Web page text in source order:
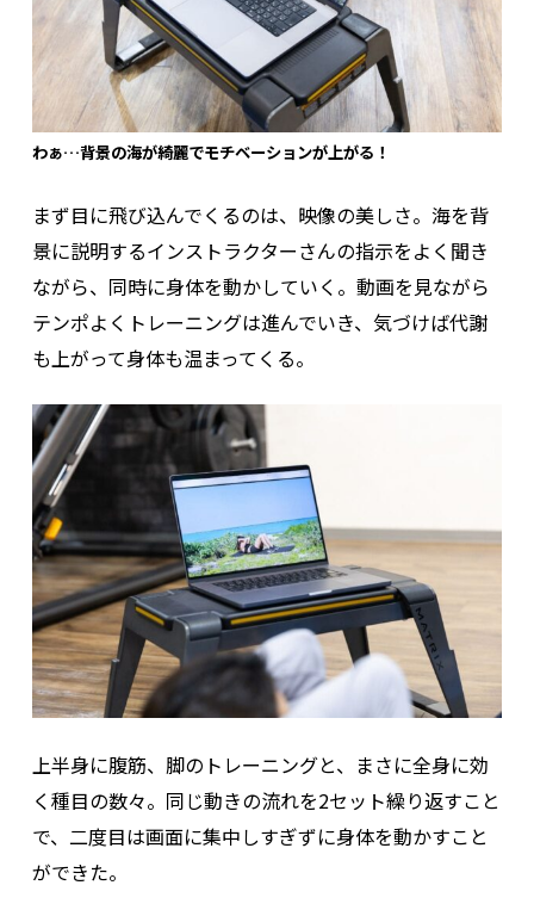
わぁ…背景の海が綺麗でモチベーションが上がる！
まず目に飛び込んでくるのは、映像の美しさ。海を背
景に説明するインストラクターさんの指示をよく聞き
ながら、同時に身体を動かしていく。動画を見ながら
テンポよくトレーニングは進んでいき、気づけば代謝
も上がって身体も温まってくる。
上半身に腹筋、脚のトレーニングと、まさに全身に効
く種目の数々。同じ動きの流れを2セット繰り返すこと
で、二度目は画面に集中しすぎずに身体を動かすこと
ができた。